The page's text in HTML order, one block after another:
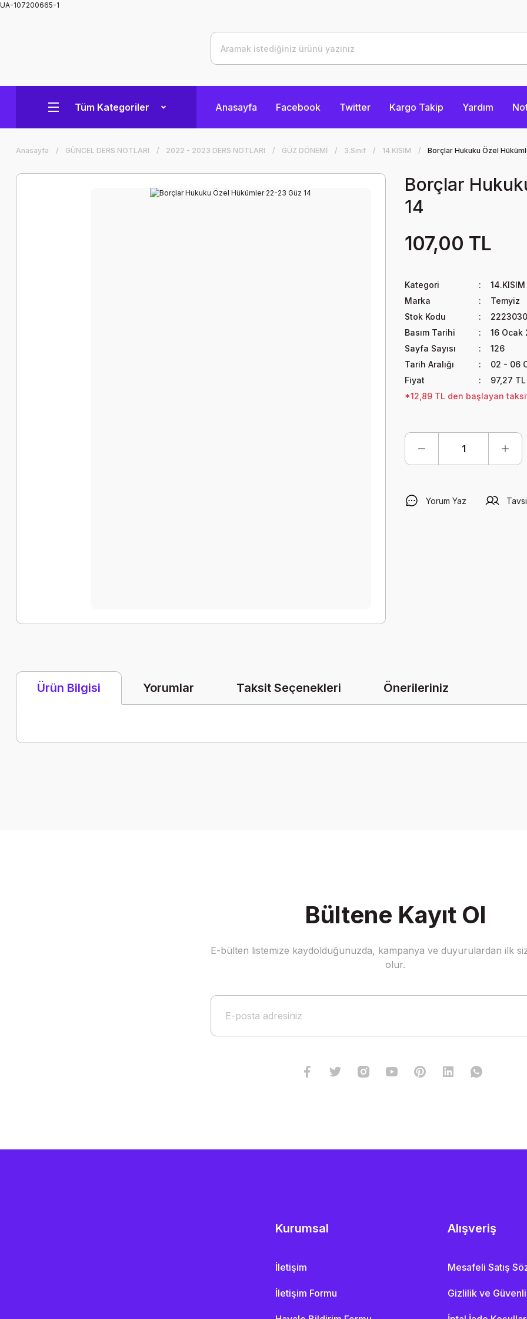
UA-107200665-1
Tüm Kategoriler Anasayfa Facebook Twitter Kargo Takip Yardım
Anasayfa GÜNCEL DERS NOTLARI 2022 - 2023 DERS NOTLARI GÜZ DÖNEMİ 3.Sınıf 14.KISIM Borçlar Hukuku Özel
Borçlar
14
107,00 TL
Kategori
14.KISIM
Marka
Temyiz
Stok Kodu
Basım Tarihi
16 Ocak
Sayfa Sayısı
126
Tarih Aralığı
02 - 06
Fiyat
97,27
*12,89 TL den başlayan
Yorum Yaz
Ürün Bilgisi Yorumlar Taksit Seçenekleri Önerileriniz
Gönder
Bültene Kayıt Ol
E-bülten listemize kaydolduğunuzda, kampanya ve duyurulardan ilk
olur.
Kurumsal
İletişim
İletişim Formu
Alışveriş
Mesafeli Satış
Gizlilik ve